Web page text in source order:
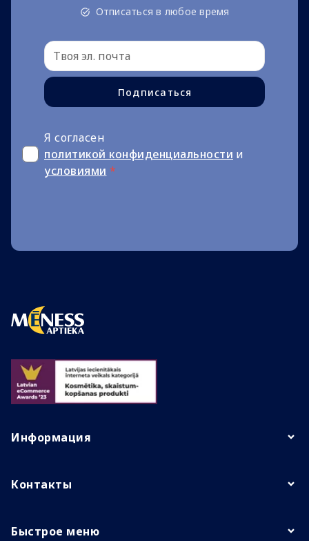
Отписаться в любое время
Подписаться
Я согласен
политикой конфиденциальности и
условиями *
Информация
Контакты
Быстрое меню